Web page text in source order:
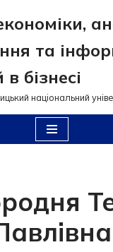
та
бізнесі
національний